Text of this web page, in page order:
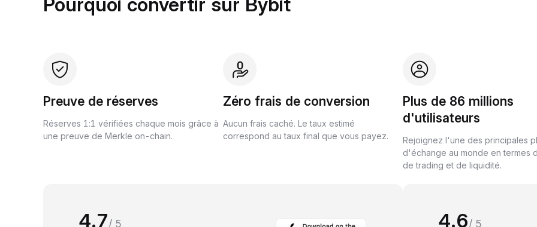
Preuve de réserves
Réserves 1:1 vérifiées chaque mois grâce à
une preuve de Merkle on-chain.
Zéro frais de conversion
Aucun frais caché. Le taux estimé
correspond au taux final que vous payez.
Plus de 86 millions
d'utilisateurs
Rejoignez l'une des principales
d'échange au monde en termes
de trading et de liquidité.
4.7/ 5 4.6/ 5